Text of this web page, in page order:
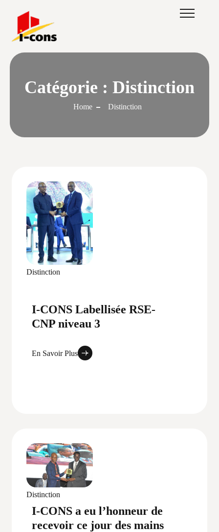
Catégorie : Distinction
Home Distinction
Distinction
I-CONS Labellisée RSE-
CNP niveau 3
En Savoir Plus
Distinction
I-CONS a eu l’honneur de
recevoir ce jour des mains